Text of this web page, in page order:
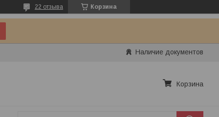
Корзина
22 отзыва
Наличие документов
Корзина